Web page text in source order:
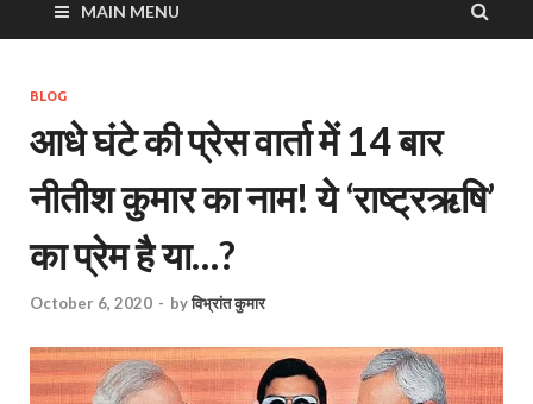
MAIN MENU
BLOG
आधे घंटे की प्रेस वार्ता में 14 बार
नीतीश कुमार का नाम! ये ‘राष्ट्रऋषि’
का प्रेम है या…?
October 6, 2020 - byविभ्रांत कुमार